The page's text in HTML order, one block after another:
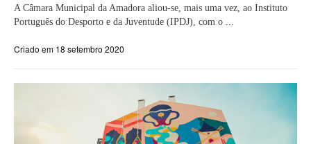
A Câmara Municipal da Amadora aliou-se, mais uma vez, ao Instituto
Português do Desporto e da Juventude (IPDJ), com o ...
Criado em 18 setembro 2020